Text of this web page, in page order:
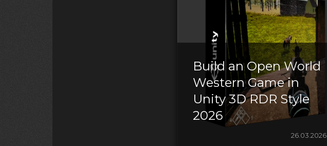
Build an Open World
Western Game in
Unity 3D RDR Style
2026
26.03.2026